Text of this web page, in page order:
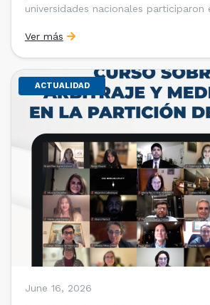
universidades nacionales participaron
de la Cámara de Comercio de
realizaron […]
Ver más
ACTUALIDAD
June 16, 2026